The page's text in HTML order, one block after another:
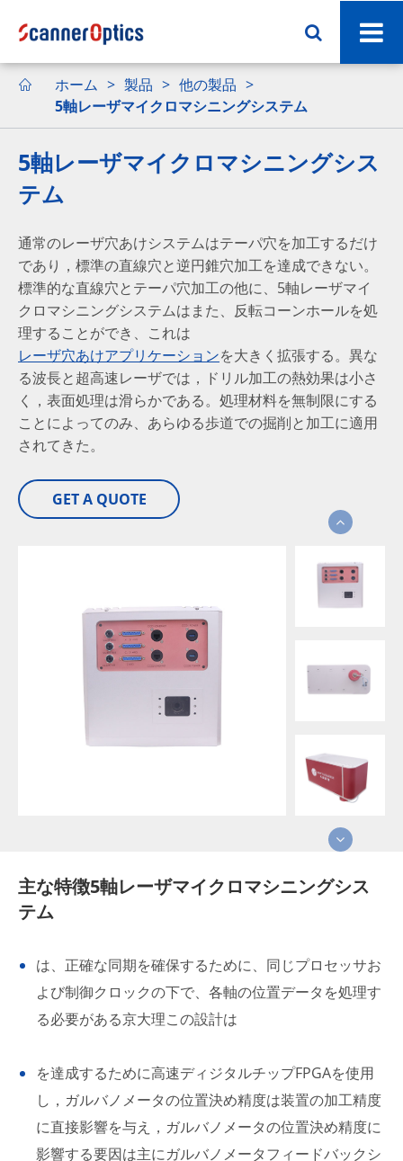
 ホーム 製品
他の製品
5軸レーザマイクロマシニングシステム
5軸レーザマイクロマシニングシス
テム
通常のレーザ穴あけシステムはテーパ穴を加工するだけ
であり，標準の直線穴と逆円錐穴加工を達成できない。
標準的な直線穴とテーパ穴加工の他に、5軸レーザマイ
クロマシニングシステムはまた、反転コーンホールを処
理することができ、これは
レーザ穴あけアプリケーションを大きく拡張する。異な
る波長と超高速レーザでは，ドリル加工の熱効果は小さ
く，表面処理は滑らかである。処理材料を無制限にする
ことによってのみ、あらゆる歩道での掘削と加工に適用
されてきた。
GET A QUOTE
主な特徴5軸レーザマイクロマシニングシス
テム
は、正確な同期を確保するために、同じプロセッサお
よび制御クロックの下で、各軸の位置データを処理す
る必要がある京大理この設計は
を達成するために高速ディジタルチップFPGAを使用
し，ガルバノメータの位置決め精度は装置の加工精度
に直接影響を与え，ガルバノメータの位置決め精度に
影響する要因は主にガルバノメータフィードバックシ